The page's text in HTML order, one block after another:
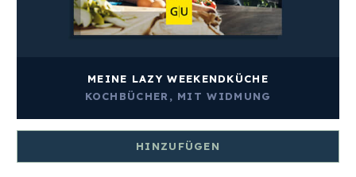
MEINE LAZY WEEKENDKÜCHE
KOCHBÜCHER, MIT WIDMUNG
HINZUFÜGEN